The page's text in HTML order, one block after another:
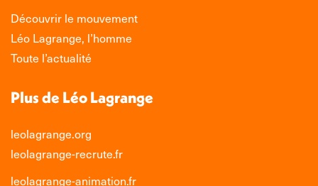
Découvrir le mouvement
Léo Lagrange, l’homme
Toute l’actualité
Plus de Léo Lagrange
leolagrange.org
leolagrange-recrute.fr
leolagrange-animation.fr